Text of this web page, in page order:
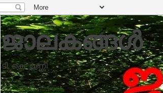
ജാലകങ്ങൾ
ടി. കെ. ഉണ്ണി